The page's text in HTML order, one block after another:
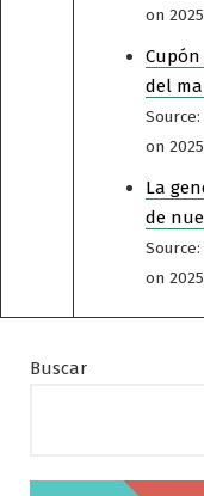
on
Cupón
del
on
La
de
on
Buscar